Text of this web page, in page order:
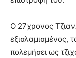
Ο 27χρονος
εξισλαμισμένος,
πολεμήσει ως